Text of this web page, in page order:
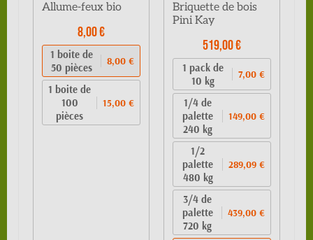
Allume-feux bio
8,00 €
1 boite de
50 pièces
8,00 €
1 boite de
100
pièces
15,00 €
Briquette de bois
Pini Kay
519,00 €
1 pack de
10 kg
7,00 €
1/4 de
palette
240 kg
149,00 €
1/2
palette
480 kg
289,09 €
3/4 de
palette
720 kg
439,00 €